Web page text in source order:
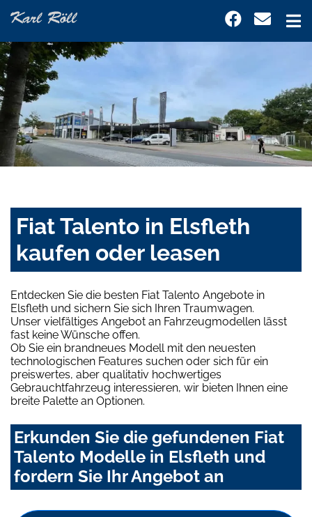
Fiat Talento in Elsfleth
kaufen oder leasen
Entdecken Sie die besten Fiat Talento Angebote in
Elsfleth und sichern Sie sich Ihren Traumwagen.
Unser vielfältiges Angebot an Fahrzeugmodellen lässt
fast keine Wünsche offen.
Ob Sie ein brandneues Modell mit den neuesten
technologischen Features suchen oder sich für ein
preiswertes, aber qualitativ hochwertiges
Gebrauchtfahrzeug interessieren, wir bieten Ihnen eine
breite Palette an Optionen.
Erkunden Sie die gefundenen Fiat
Talento Modelle in Elsfleth und
fordern Sie Ihr Angebot an